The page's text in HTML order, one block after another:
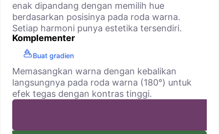
enak dipandang dengan memilih hue
berdasarkan posisinya pada roda warna.
Setiap harmoni punya estetika tersendiri.
Komplementer
Buat gradien
Memasangkan warna dengan kebalikan
langsungnya pada roda warna (180°) untuk
efek tegas dengan kontras tinggi.